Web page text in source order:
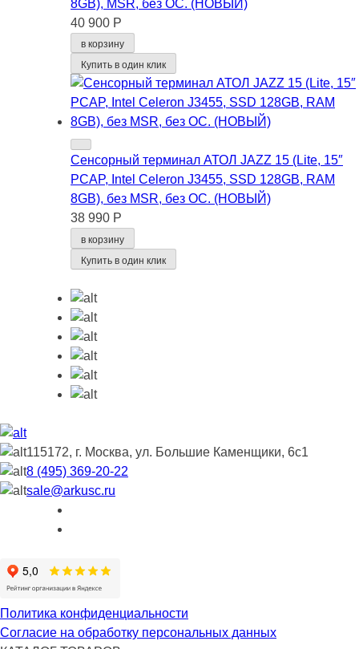
8GB), MSR, без ОС. (НОВЫЙ)
40 900 Р
в корзину
Купить в один клик
Сенсорный терминал АТОЛ JAZZ 15 (Lite, 15″
PCAP, Intel Celeron J3455, SSD 128GB, RAM
8GB), без MSR, без ОС. (НОВЫЙ)
38 990 Р
в корзину
Купить в один клик
115172, г. Москва, ул. Большие Каменщики, 6с1
8 (495) 369-20-22
sale@arkusc.ru
Политика конфиденциальности
Согласие на обработку персональных данных